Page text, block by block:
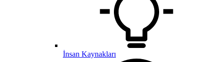
İnsan Kaynakları